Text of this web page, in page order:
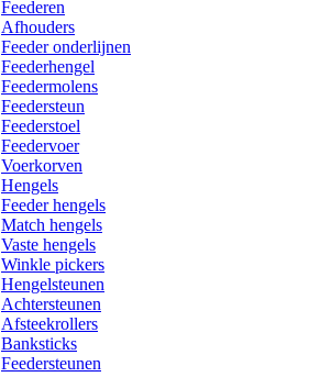
Feederen
Afhouders
Feeder onderlijnen
Feederhengel
Feedermolens
Feedersteun
Feederstoel
Feedervoer
Voerkorven
Hengels
Feeder hengels
Match hengels
Vaste hengels
Winkle pickers
Hengelsteunen
Achtersteunen
Afsteekrollers
Banksticks
Feedersteunen